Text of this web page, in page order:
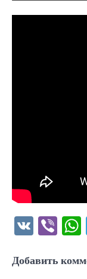
VK
Добавить